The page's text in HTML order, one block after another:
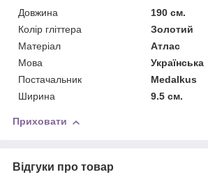
Довжина
190 см.
Колір гліттера
Золотий
Матерiал
Атлас
Мова
Українська
Постачальник
Medalkus
Ширина
9.5 см.
Приховати
Відгуки про товар